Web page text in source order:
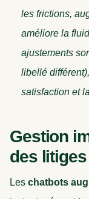
les frictions,
améliore la
ajustements
libellé
satisfaction et
Gestion
des litiges
Les chatbots